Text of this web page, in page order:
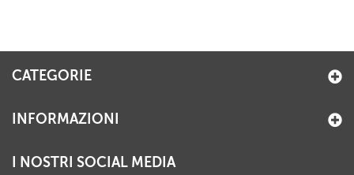
CATEGORIE
INFORMAZIONI
I NOSTRI SOCIAL MEDIA